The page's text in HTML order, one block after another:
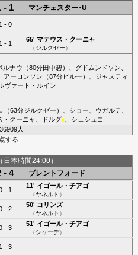
- 1 マンチェスター･U
1 - 0
1 - 1
65' マテウス・クーニャ
（ジルクゼー）
ルナウ （80分田中碧）、 グドムンドソン
アーロンソン （87分ピルー ）、 ジャスティ
ヴァート・ルイン
（63分ジルクゼー ）、 ショー ウガルテ
・クーニャ ドルグ■、 シェシュコ
人
する
本時間24:00）
- 4 ブレントフォード
- 1
11' イゴール・チアゴ
（ヤネルト ）
- 2
50' コリンズ
（ヤネルト ）
- 3
51' イゴール・チアゴ
（シャーデ）
1 - 3